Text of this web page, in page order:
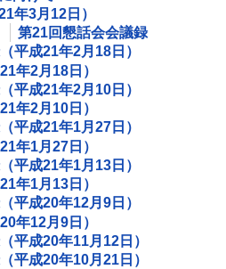
年3月12日）
第21回懇話会会議録
平成21年2月18日）
年2月18日）
平成21年2月10日）
年2月10日）
平成21年1月27日）
年1月27日）
平成21年1月13日）
年1月13日）
平成20年12月9日）
年12月9日）
平成20年11月12日）
平成20年10月21日）